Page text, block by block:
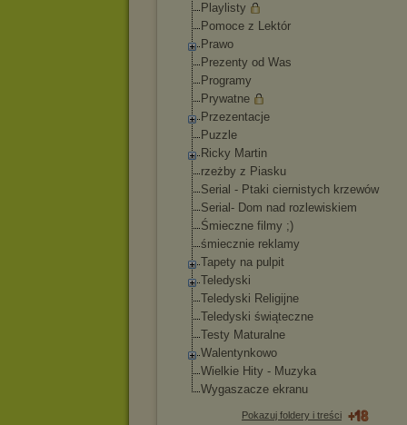
Playlisty
Pomoce z Lektór
Prawo
Prezenty od Was
Programy
Prywatne
Przezentacje
Puzzle
Ricky Martin
rzeżby z Piasku
Serial - Ptaki ciernistych krzewów
Serial- Dom nad rozlewiskiem
Śmieczne filmy ;)
śmiecznie reklamy
Tapety na pulpit
Teledyski
Teledyski Religijne
Teledyski świąteczne
Testy Maturalne
Walentynkowo
Wielkie Hity - Muzyka
Wygaszacze ekranu
Pokazuj foldery i treści